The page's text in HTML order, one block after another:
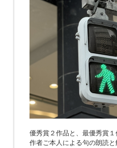
優秀賞２作品と、最優秀賞１
作者ご本人による句の朗読と